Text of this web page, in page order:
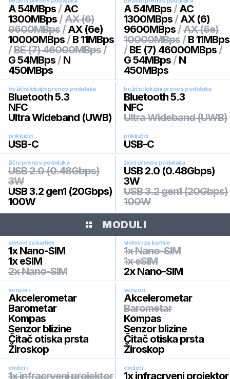
A 54MBps / AC
1300MBps /AX (6)
9600MBps / AX (6e)
10000MBps / B 11MBps
/BE (7) 46000MBps /
G 54MBps / N
450MBps
A 54MBps / AC
1300MBps / AX (6)
9600MBps /AX (6e)
10000MBps / B 11MBps
/ BE (7) 46000MBps /
G 54MBps / N
450MBps
bežični lokalni prenos podataka
Bluetooth 5.3
NFC
Ultra Wideband (UWB)
bežični lokalni prenos podataka
Bluetooth 5.3
NFC
Ultra Wideband (UWB)
priključci
USB-C
priključci
USB-C
žični prenos podataka
USB 2.0 (0.48Gbps)
3W
USB 3.2 gen1 (20Gbps)
100W
žični prenos podataka
USB 2.0 (0.48Gbps)
3W
USB 3.2 gen1 (20Gbps)
100W
MODULI
slotovi za kartice
1x Nano-SIM
1x eSIM
2x Nano-SIM
slotovi za kartice
1x Nano-SIM
1x eSIM
2x Nano-SIM
senzori
Akcelerometar
Barometar
Kompas
Senzor blizine
Čitač otiska prsta
Žiroskop
senzori
Akcelerometar
Barometar
Kompas
Senzor blizine
Čitač otiska prsta
Žiroskop
emiteri
1x infracrveni projektor
emiteri
1x infracrveni projektor